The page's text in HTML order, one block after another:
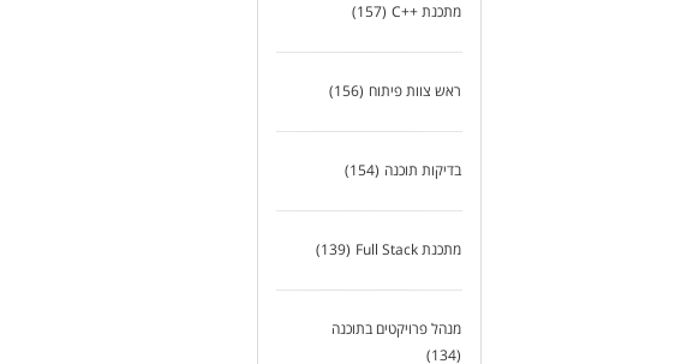
מתכנת ++C (157)
ראש צוות פיתוח (156)
בדיקות תוכנה (154)
מתכנת Full Stack (139)
מנהל פרויקטים בתוכנה
(134)